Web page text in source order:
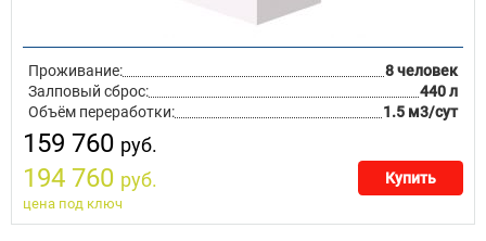
Проживание:
8 человек
Залповый сброс:
440 л
Объём переработки:
1.5 м3/сут
159 760 руб.
194 760 руб. Купить
цена под ключ